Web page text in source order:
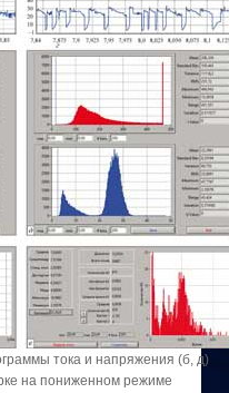
тока и напряжения (б, д)
на пониженном режиме